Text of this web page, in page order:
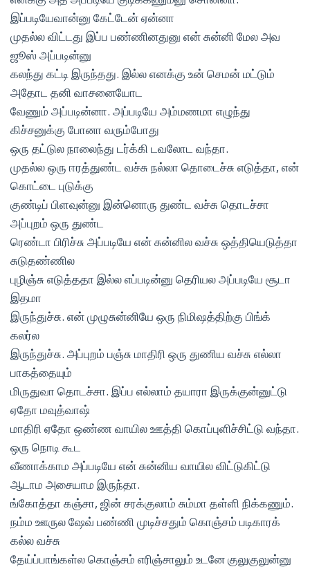
இப்படியேவான்னு கேட்டேன் ஏன்னா
முதல்ல விட்டது இப்ப பண்ணினதுனு என் சுன்னி மேல அவ
ஜூஸ் அப்படின்னு
கலந்து கட்டி இருந்தது. இல்ல எனக்கு உன் செமன் மட்டும்
அதோட தனி வாசனையோட
வேணும் அப்படின்னா. அப்படியே அம்மணமா எழுந்து
கிச்சனுக்கு போனா வரும்போது
ஒரு தட்டுல நாலைந்து டர்க்கி டவலோட வந்தா.
முதல்ல ஒரு ஈரத்துண்ட வச்சு நல்லா தொடைச்சு எடுத்தா, என்
கொட்டை புடுக்கு
குண்டிப் பிளவுன்னு இன்னொரு துண்ட வச்சு தொடச்சா
அப்புறம் ஒரு துண்ட
ரெண்டா பிரிச்சு அப்படியே என் சுன்னில வச்சு ஒத்தியெடுத்தா
சுடுதண்ணில
புழிஞ்சு எடுத்ததா இல்ல எப்படின்னு தெரியல அப்படியே சூடா
இதமா
இருந்துச்சு. என் முழுசுன்னியே ஒரு நிமிஷத்திற்கு பிங்க்
கலர்ல
இருந்துச்சு. அப்புறம் பஞ்சு மாதிரி ஒரு துணிய வச்சு எல்லா
பாகத்தையும்
மிருதுவா தொடச்சா. இப்ப எல்லாம் தயாரா இருக்குன்னுட்டு
ஏதோ மவுத்வாஷ்
மாதிரி ஏதோ ஒண்ண வாயில ஊத்தி கொப்புளிச்சிட்டு வந்தா.
ஒரு நொடி கூட
வீணாக்காம அப்படியே என் சுன்னிய வாயில விட்டுகிட்டு
ஆடாம அசையாம இருந்தா.
ங்கோத்தா கஞ்சா, ஜின் சரக்குலாம் சும்மா தள்ளி நிக்கணும்.
நம்ம ஊருல ஷேவ் பண்ணி முடிச்சதும் கொஞ்சம் படிகாரக்
கல்ல வச்சு
தேய்ப்பாங்கள்ல கொஞ்சம் எரிஞ்சாலும் உடனே குலுகுலுன்னு